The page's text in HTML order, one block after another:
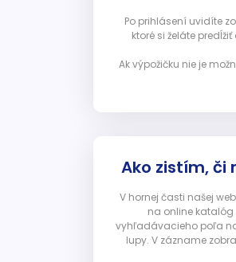
Po prihlásení uvidíte
ktoré si želáte
Ak výpožičku nie je
Ako zistím, či
V hornej časti našej
na online katalóg
vyhľadávacieho poľa
lupy. V zázname